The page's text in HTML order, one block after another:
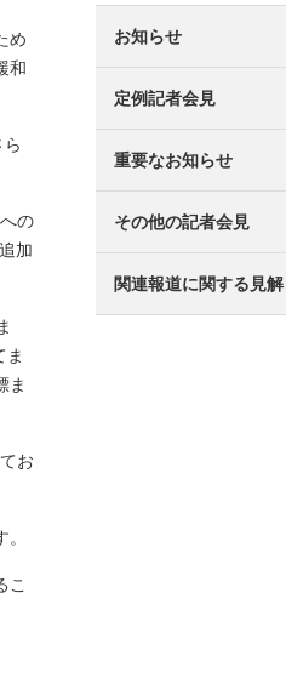
め
和
の
加
ま
ま
お
こ
お知らせ
定例記者会見
重要なお知らせ
その他の記者会見
関連報道に関する見解